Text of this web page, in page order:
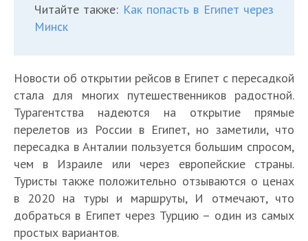
Читайте также: Как попасть в Египет через
Минск
Новости об открытии рейсов в Египет с пересадкой
стала для многих путешественников радостной.
Турагентства надеются на открытие прямые
перелетов из России в Египет, но заметили, что
пересадка в Анталии пользуется большим спросом,
чем в Израиле или через европейские страны.
Туристы также положительно отзываются о ценах
в 2020 на туры и маршруты, И отмечают, что
добраться в Египет через Турцию – один из самых
простых вариантов.